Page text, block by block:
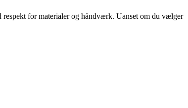
respekt for materialer og håndværk. Uanset om du vælger